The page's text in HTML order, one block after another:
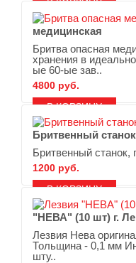
медицинская
Бритва опасная
хранения в
ые 60-ые зав..
4800 руб.
Бритвенный
Бритвенный станок,
1200 руб.
"НЕВА" (10 шт) г.
Лезвия Нева
Тольщина - 0,1 мм
шту..